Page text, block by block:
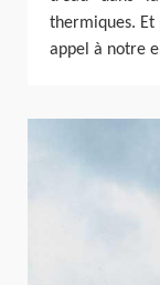
thermiques. Et
appel à notre